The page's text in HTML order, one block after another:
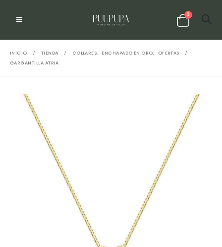
0
INICIO TIENDA COLLARES, ENCHAPADO EN ORO,
OFERTAS
GARGANTILLA ATRIA